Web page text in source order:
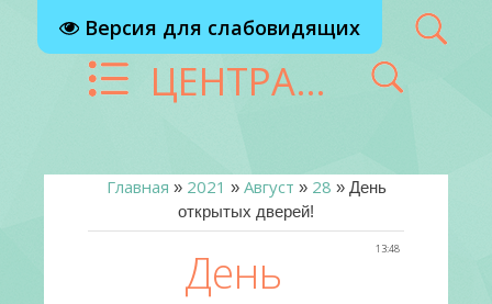
Версия для слабовидящих
ЦЕНТРАЛИЗОВАННАЯ БИБЛИОТЕЧНАЯ СИСТЕМА Г. РЕУТОВ
Главная » 2021 » Август » 28 » День
открытых дверей!
13:48
День